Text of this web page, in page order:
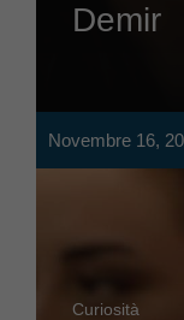
Demir
Novembre 16,
Curiosità